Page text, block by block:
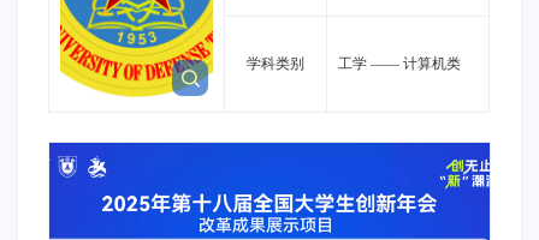
学科类别 工学 ——计算机类